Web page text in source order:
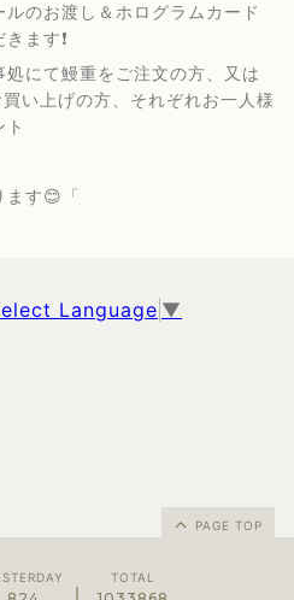
のお渡し＆ホログラムカード
ます❗️
にて鰻重をご注文の方、又は
い上げの方、それぞれお一人様
ます😊「
Language ▼
PAGE TOP
TOTAL